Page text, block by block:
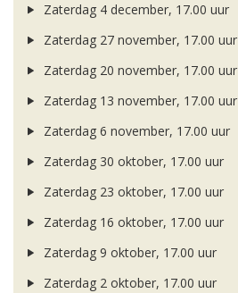
Zaterdag 4 december, 17.00 uur
Zaterdag 27 november, 17.00 uur
Zaterdag 20 november, 17.00 uur
Zaterdag 13 november, 17.00 uur
Zaterdag 6 november, 17.00 uur
Zaterdag 30 oktober, 17.00 uur
Zaterdag 23 oktober, 17.00 uur
Zaterdag 16 oktober, 17.00 uur
Zaterdag 9 oktober, 17.00 uur
Zaterdag 2 oktober, 17.00 uur